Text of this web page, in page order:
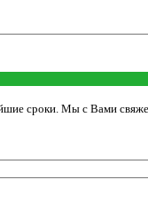
сроки. Мы с Вами